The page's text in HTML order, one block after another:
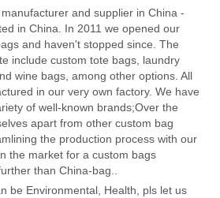
and supplier in China -
in China. In 2011 we opened our
and haven't stopped since. The
include custom tote bags, laundry
wine bags, among other options. All
in our very own factory. We have
of well-known brands;Over the
apart from other custom bag
the production process with our
the market for a custom bags
than China-bag..
be Environmental, Health, pls let us